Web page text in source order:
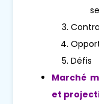
Défis
Marché
et